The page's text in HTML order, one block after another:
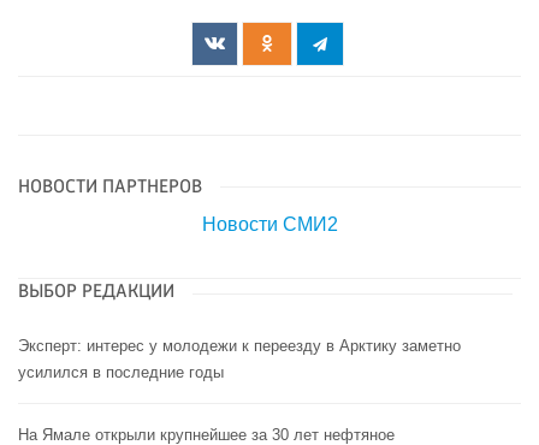
НОВОСТИ ПАРТНЕРОВ
Новости СМИ2
ВЫБОР РЕДАКЦИИ
Эксперт: интерес у молодежи к переезду в Арктику заметно
усилился в последние годы
На Ямале открыли крупнейшее за 30 лет нефтяное